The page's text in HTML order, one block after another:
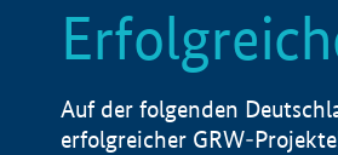
Auf der folgenden
erfolgreicher GRW-